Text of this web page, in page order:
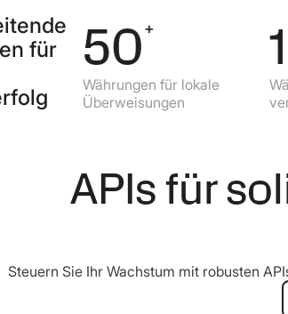
für
50+
Währungen für lokale
Überweisungen
verfügbar
APIs für
Steuern Sie Ihr Wachstum mit robusten